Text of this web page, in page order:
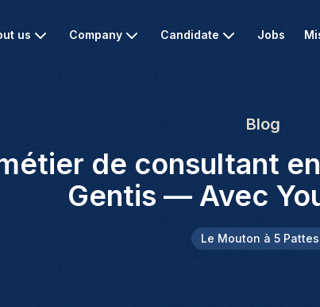
us Company Candidate Jobs
Blog
de consultant
Gentis — Avec
Le Mouton à 5 Pattes